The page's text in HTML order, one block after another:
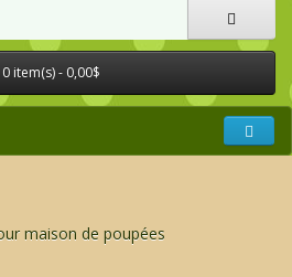
0 item(s) - 0,00$
maison de poupées